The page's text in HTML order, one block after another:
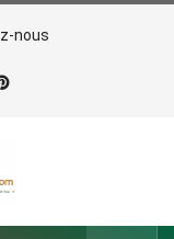
nous